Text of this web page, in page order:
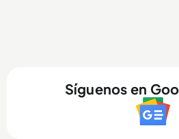
Síguenos en